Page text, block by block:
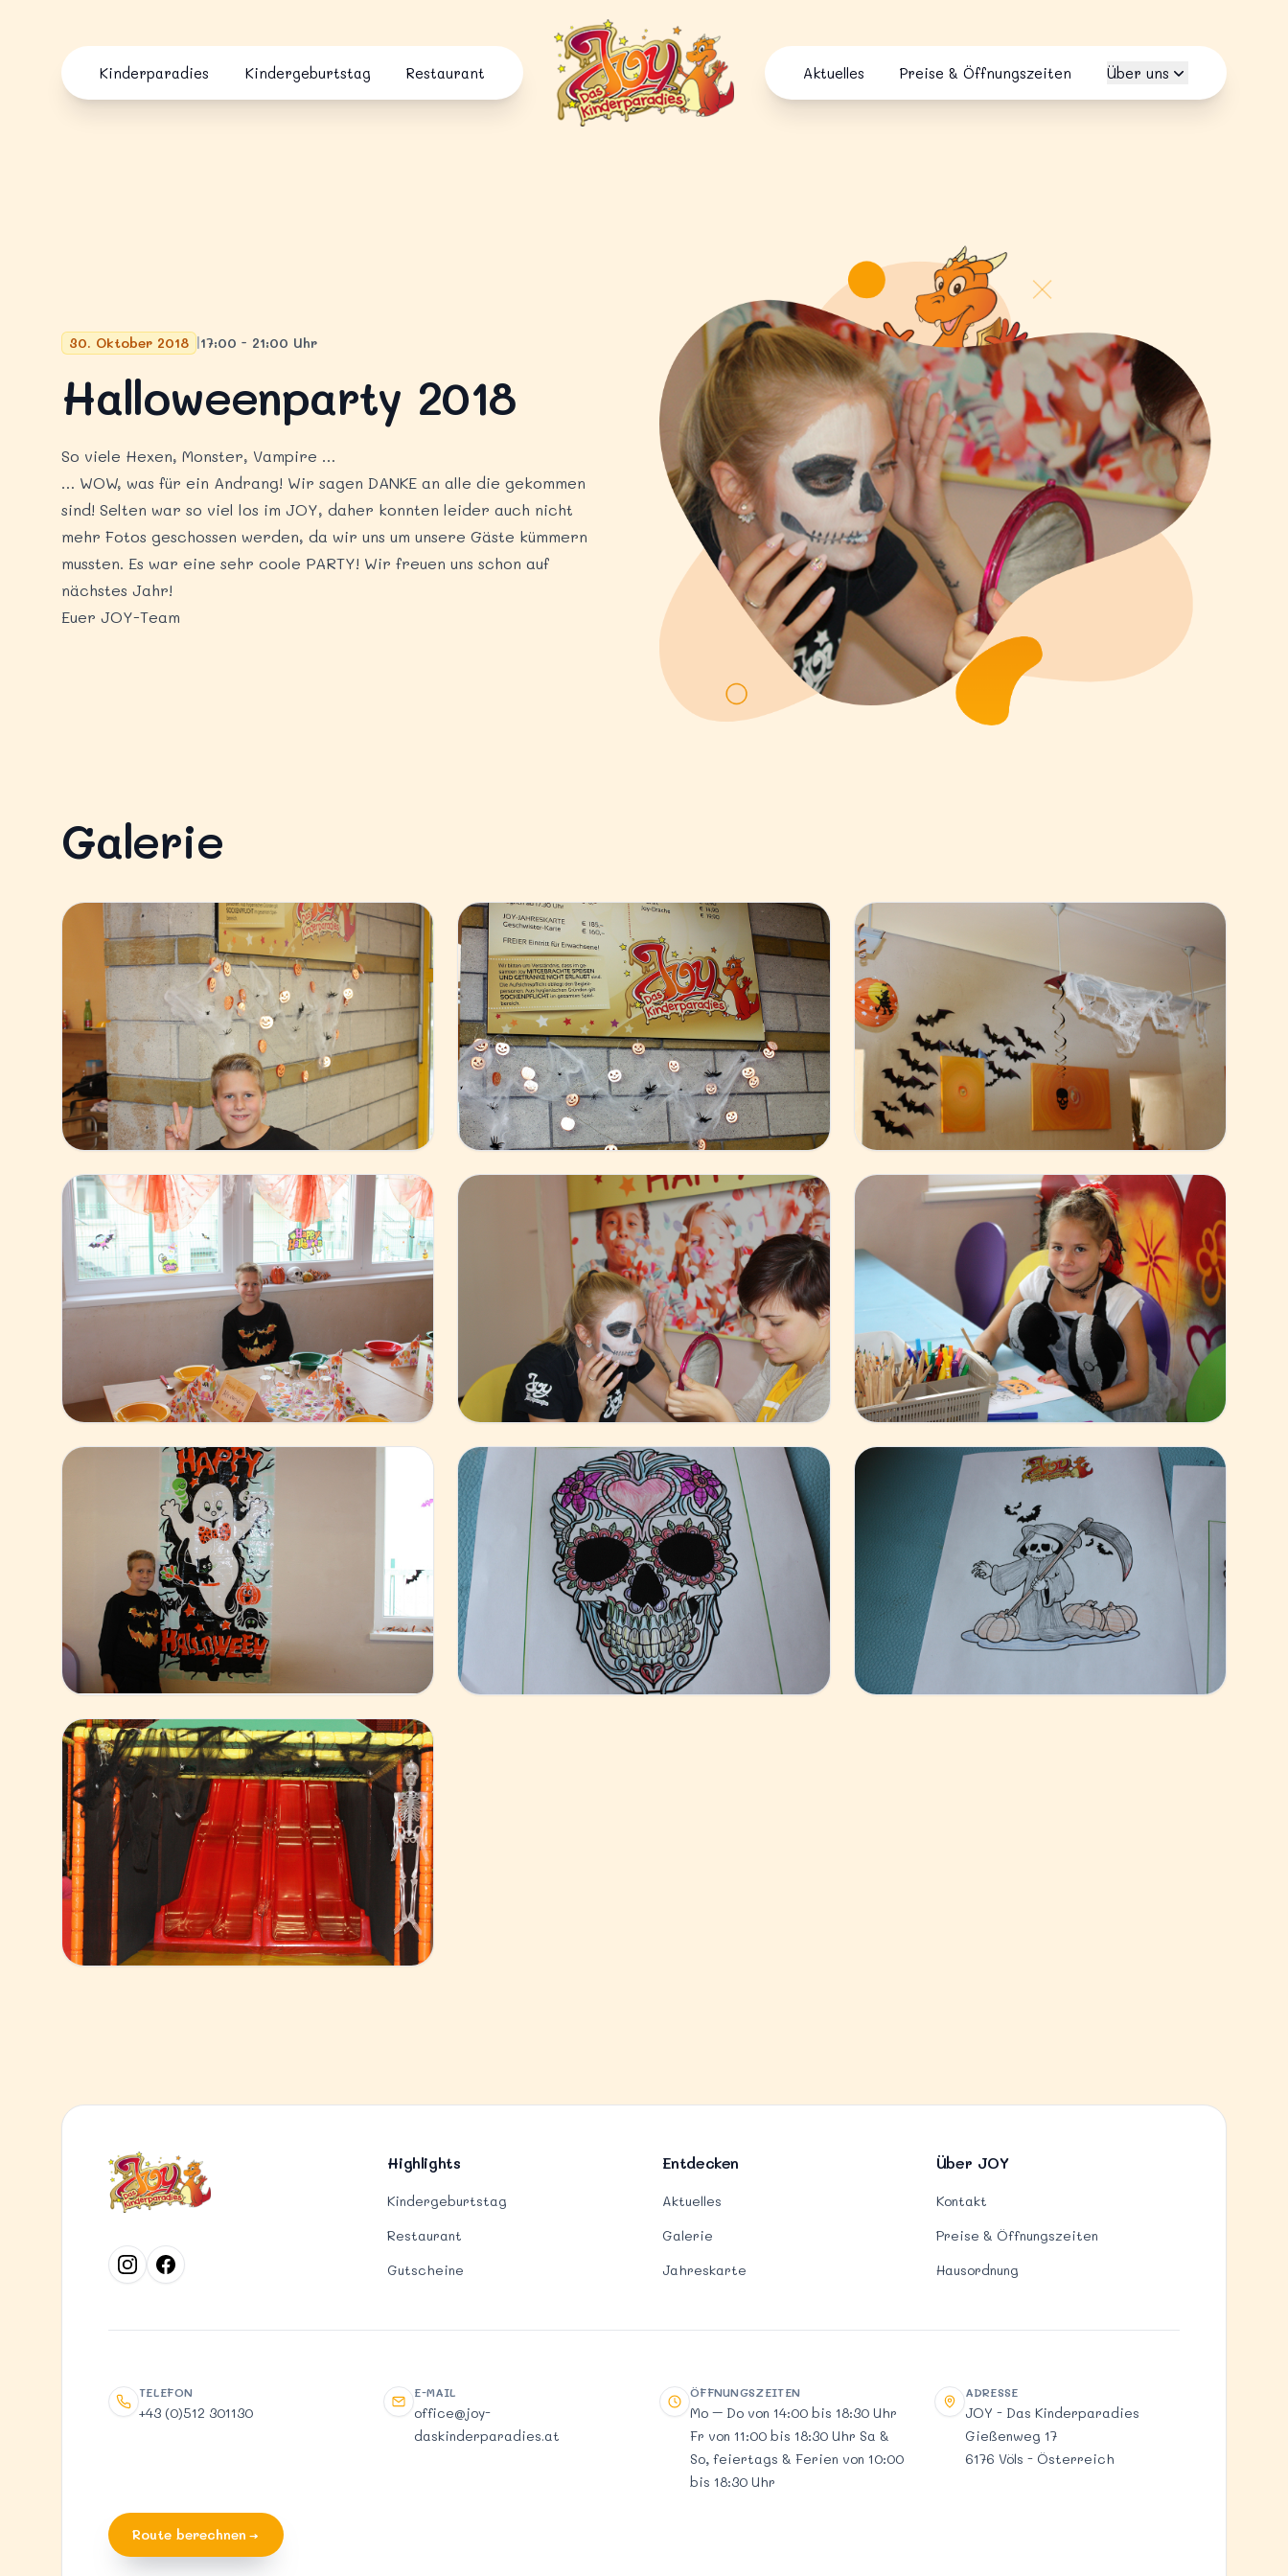
Joy Kinderparadies
Kinderparadies Kindergeburtstag Restaurant Aktuelles Preise & Öffnungszeiten Über uns
30. Oktober 2018 17:00 - 21:00 Uhr
Halloweenparty 2018
So viele Hexen, Monster, Vampire …
… WOW, was für ein Andrang! Wir sagen DANKE an alle die gekommen
sind! Selten war so viel los im JOY, daher konnten leider auch nicht
mehr Fotos geschossen werden, da wir uns um unsere Gäste kümmern
mussten. Es war eine sehr coole PARTY! Wir freuen uns schon auf
nächstes Jahr!
Euer JOY-Team
Galerie
Highlights
Kindergeburtstag
Restaurant
Gutscheine
Entdecken
Aktuelles
Galerie
Jahreskarte
Über JOY
Kontakt
Preise & Öffnungszeiten
Hausordnung
Telefon
TELEFON
+43 (0)512 301130 E-Mail
E-MAIL
office@joy-
daskinderparadies.at
Öffnungszeiten
ÖFFNUNGSZEITEN
Mo – Do von 14:00 bis 18:30 Uhr
Fr von 11:00 bis 18:30 Uhr Sa &
So, feiertags & Ferien von 10:00
bis 18:30 Uhr
Adresse
ADRESSE
JOY - Das Kinderparadies
Gießenweg 17
6176 Völs - Österreich
Route berechnen